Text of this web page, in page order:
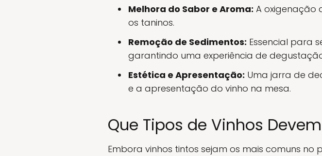
Melhora do Sabor e Aroma: A oxigenação
os taninos.
Remoção de Sedimentos: Essencial para
garantindo uma experiência de
Estética e Apresentação: Uma jarra de
e a apresentação do vinho na mesa.
Que Tipos de Vinhos
Embora vinhos tintos sejam os mais comuns